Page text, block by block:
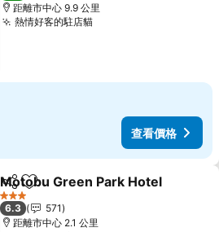
距離市中心 9.9 公里
熱情好客的駐店貓查看價格
查看價格
分享 加入我的最愛
Motobu Green Park Hotel
3 星級
6.3
571
距離市中心 2.1 公里